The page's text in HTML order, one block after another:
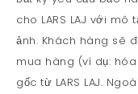
cho LARS LAJ với
ảnh. Khách hàng sẽ
mua hàng (ví dụ:
gốc từ LARS LAJ.